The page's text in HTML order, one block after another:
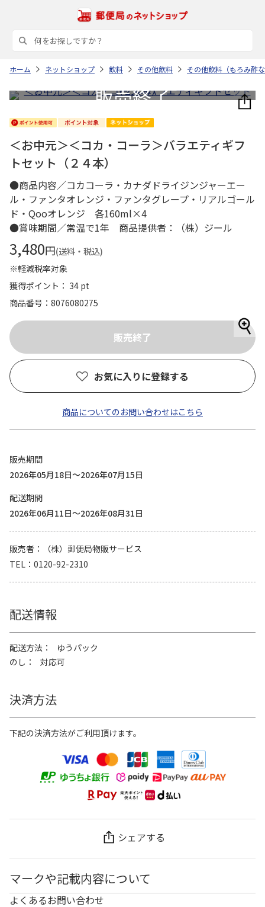
ホーム ネットショップ 飲料 その他飲料 その他飲料（もろみ酢
＜お中元＞＜コカ・コーラ＞バラエティギフ
トセット（２４本）
●商品内容／コカコーラ・カナダドライジンジャーエー
ル・ファンタオレンジ・ファンタグレープ・リアルゴール
ド・Qooオレンジ 各160ml×4
●賞味期間／常温で1年 商品提供者：（株）ジール
3,480円(送料・税込)
※軽減税率対象
獲得ポイント： 34 pt
商品番号
8076080275
お気に入りに登録する
商品についてのお問い合わせはこちら
販売期間
2026年05月18日～2026年07月15日
配送期間
2026年06月11日～2026年08月31日
販売者
（株）郵便局物販サービス
TEL
0120-92-2310
配送情報
配送方法
ゆうパック
のし
対応可
決済方法
下記の決済方法がご利用頂けます。
シェアする
マークや記載内容について
よくあるお問い合わせ